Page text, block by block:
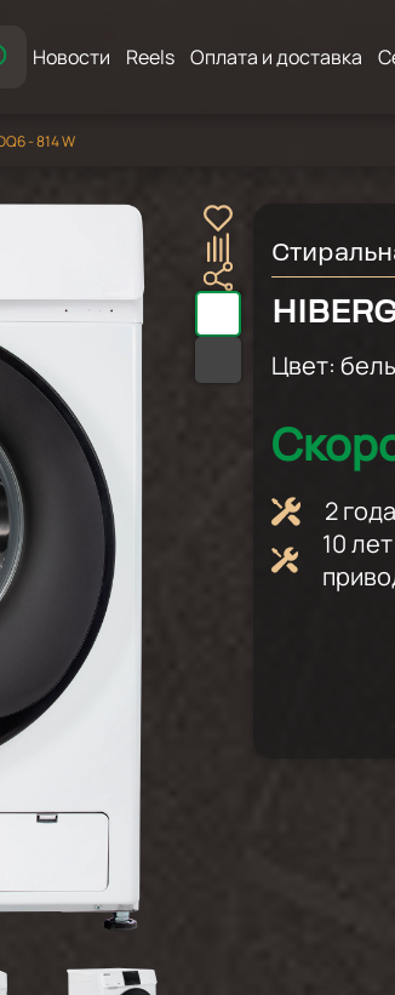
Новости Reels Оплата и доставка
- 814 W
Цвет:
2
10